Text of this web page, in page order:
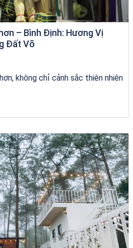
– Bình Định: Hương Vị
Đất Võ
không chỉ cảnh sắc thiên nhiên
Nhơn